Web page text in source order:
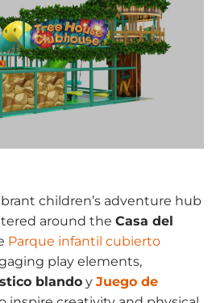
children’s adventure hub
around the Casa del
Parque infantil cubierto
play elements,
blando y Juego de